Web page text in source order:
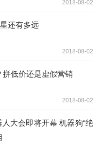
2018-08-02
还有多远
2018-08-02
拼低价还是虚假营销
2018-08-02
大会即将开幕 机器狗“绝